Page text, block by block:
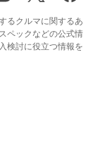
るクルマに関するあ
ペックなどの公式情
検討に役立つ情報を